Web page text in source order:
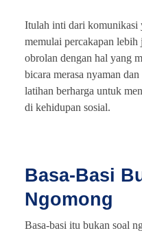
Itulah inti dari komunikasi
memulai percakapan
obrolan dengan hal yang
bicara merasa nyaman
latihan berharga untuk
di kehidupan sosial.
Basa-Basi
Ngomong
Basa-basi itu bukan soal